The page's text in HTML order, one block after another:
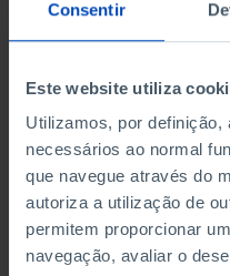
Consentir
Este website utiliza
Utilizamos, por definição,
necessários ao normal
que navegue através do
autoriza a utilização de
permitem proporcionar
navegação, avaliar o
presidente do
Martin Schulz.
"O populismo é tão
contagioso", justifica
que "o aparecimento
populista vai
partidos desse país
Mas nem todos os
negativa do